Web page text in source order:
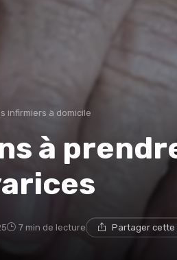
infirmiers à domicile
à
7 min de lecture Partager cette